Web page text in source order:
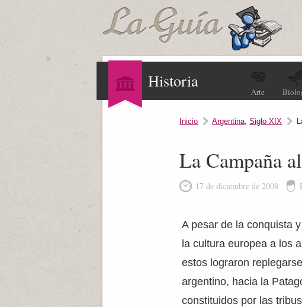
Historia
Arte
Inicio Argentina,Siglo XIX
La Campaña
17 de diciembre de 2008
A pesar de la conquista
la cultura europea a los
estos lograron
argentino, hacia la
constituidos por las